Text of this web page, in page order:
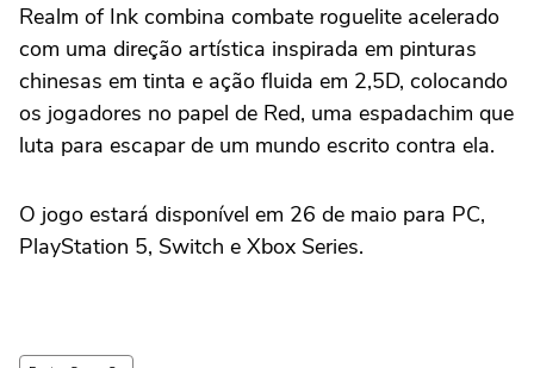
Realm of Ink combina combate roguelite acelerado
com uma direção artística inspirada em pinturas
chinesas em tinta e ação fluida em 2,5D, colocando
os jogadores no papel de Red, uma espadachim que
luta para escapar de um mundo escrito contra ela.
O jogo estará disponível em 26 de maio para PC,
PlayStation 5, Switch e Xbox Series.